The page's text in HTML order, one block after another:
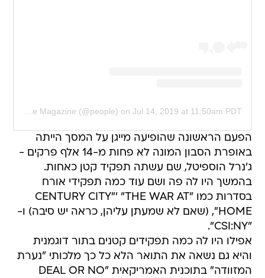
A post shared by People Magazine (@people) on Jul 14, 2019 at 11:50am PDT
הפעם הראשונה שהופיעה מייגן על המסך הייתה
באופרת הסבון המונה לא פחות מ-14 אלף פרקים -
ג'נרל הוספיטל, שם עשתה תפקיד קטן כאחות.
בהמשך היו לה פה ושם עוד כמה תפקידי אורח
בסדרות כמו "CENTURY CITY"' "THE WAR AT
HOME", (שאם לא שמעתן עליהן, כראה יש סיבה) ו-
"CSI:NY".
אפילו היו לה כמה תפקידים קטנים בתור דוגמנית
והיא גם נשאה את התואר הלא כל כך מלכותי "נערת
המזוודה" בתוכנית האמריקאית "DEAL OR NO